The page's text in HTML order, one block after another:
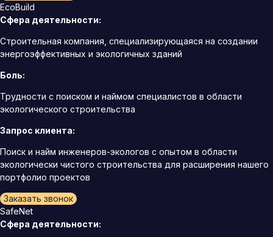
EcoBuild
Сфера деятельности:
Строительная компания, специализирующаяся на создании
энергоэффективных и экологичных зданий
Боль:
Трудности с поиском и наймом специалистов в области
экологического строительства
Запрос клиента:
Поиск и найм инженеров-экологов с опытом в области
экологически чистого строительства для расширения нашего
портфолио проектов
Заказать звонок
SafeNet
Сфера деятельности: